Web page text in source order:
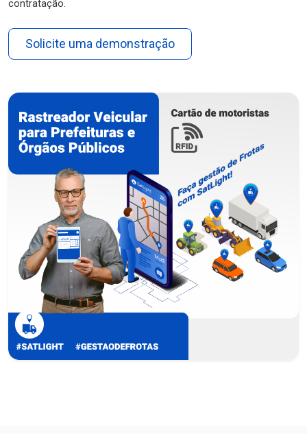
contratação.
Solicite uma demonstração